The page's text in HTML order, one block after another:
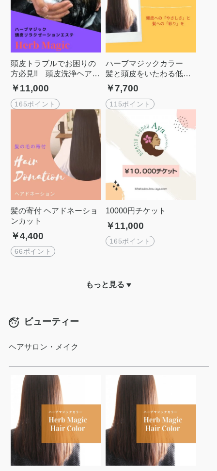
頭皮トラブルでお困りの
方必見!! 頭皮洗浄ヘアエ
ステ｜90分
￥11,000
165ポイント
ハーブマジックカラー
髪と頭皮をいたわる低刺
激ヘアカラー
￥7,700
115ポイント
髪の寄付 ヘアドネーショ
ンカット
￥4,400
66ポイント
10000円チケット
￥11,000
165ポイント
もっと見る
ビューティー
ヘアサロン・メイク